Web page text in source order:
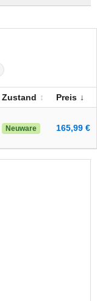
Zustand Preis
Neuware 165,99 €